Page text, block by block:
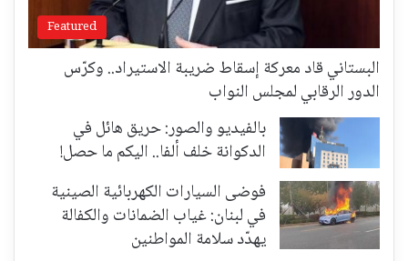
Featured
البستاني قاد معركة إسقاط ضريبة الاستيراد.. وكرّس
الدور الرقابي لمجلس النواب
بالفيديو والصور: حريق هائل في
الدكوانة خلف ألفا.. اليكم ما حصل!
فوضى السيارات الكهربائية الصينية
في لبنان: غياب الضمانات والكفالة
يهدّد سلامة المواطنين